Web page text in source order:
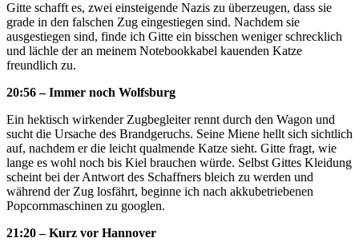
Gitte schafft es, zwei einsteigende Nazis zu überzeugen, dass sie
grade in den falschen Zug eingestiegen sind. Nachdem sie
ausgestiegen sind, finde ich Gitte ein bisschen weniger schrecklich
und lächle der an meinem Notebookkabel kauenden Katze
freundlich zu.
20:56 – Immer noch Wolfsburg
Ein hektisch wirkender Zugbegleiter rennt durch den Wagon und
sucht die Ursache des Brandgeruchs. Seine Miene hellt sich sichtlich
auf, nachdem er die leicht qualmende Katze sieht. Gitte fragt, wie
lange es wohl noch bis Kiel brauchen würde. Selbst Gittes Kleidung
scheint bei der Antwort des Schaffners bleich zu werden und
während der Zug losfährt, beginne ich nach akkubetriebenen
Popcornmaschinen zu googlen.
21:20 – Kurz vor Hannover